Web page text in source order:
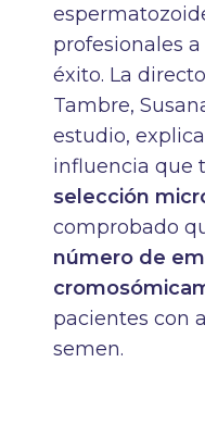
profesionales
éxito. La
Tambre,
estudio,
influencia que
selección
comprobado
número de
pacientes con
semen.